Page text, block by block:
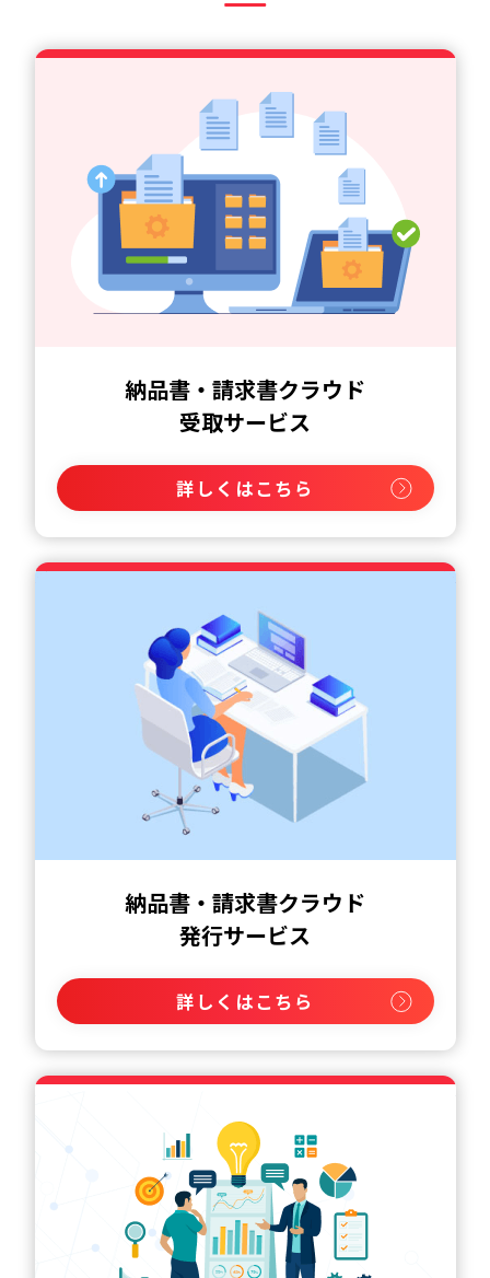
納品書・請求書クラウド
受取サービス
詳しくはこちら
納品書・請求書クラウド
発行サービス
詳しくはこちら